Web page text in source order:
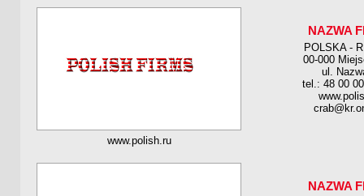
NAZWA
POLSKA -
00-000
ul.
tel.: 48 00
www.polish.ru
NAZWA